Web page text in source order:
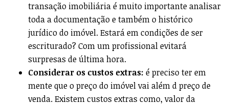
transação imobiliária é muito importante analisar
toda a documentação e também o histórico
jurídico do imóvel. Estará em condições de ser
escriturado? Com um profissional evitará
surpresas de última hora.
Considerar os custos extras: é preciso ter em
mente que o preço do imóvel vai além d preço de
venda. Existem custos extras como, valor da